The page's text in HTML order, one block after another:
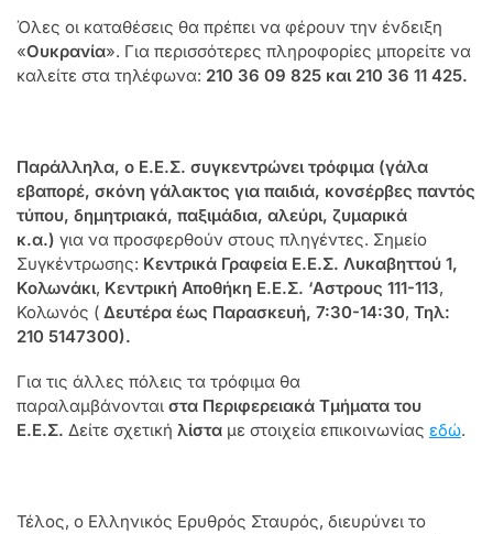
Όλες οι καταθέσεις θα πρέπει να φέρουν την ένδειξη
«Ουκρανία». Για περισσότερες πληροφορίες μπορείτε να
καλείτε στα τηλέφωνα: 210 36 09 825 και 210 36 11 425.
Παράλληλα, ο Ε.Ε.Σ. συγκεντρώνει τρόφιμα (γάλα
εβαπορέ, σκόνη γάλακτος για παιδιά, κονσέρβες παντός
τύπου, δημητριακά, παξιμάδια, αλεύρι, ζυμαρικά
κ.α.) για να προσφερθούν στους πληγέντες. Σημείο
Συγκέντρωσης: Κεντρικά Γραφεία Ε.Ε.Σ. Λυκαβηττού 1,
Κολωνάκι, Κεντρική Αποθήκη Ε.Ε.Σ. ‘Aστρους 111-113,
Κολωνός ( Δευτέρα έως Παρασκευή, 7:30-14:30, Τηλ:
210 5147300).
Για τις άλλες πόλεις τα τρόφιμα θα
παραλαμβάνονται στα Περιφερειακά Τμήματα του
Ε.Ε.Σ. Δείτε σχετική λίστα με στοιχεία επικοινωνίας εδώ.
Τέλος, o Ελληνικός Ερυθρός Σταυρός, διευρύνει το